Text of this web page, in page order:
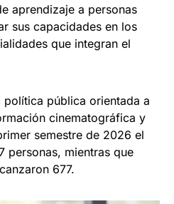
aprendizaje a personas
sus capacidades en los
que integran el
política pública orientada a
cinematográfica y
semestre de 2026 el
personas, mientras que
677.